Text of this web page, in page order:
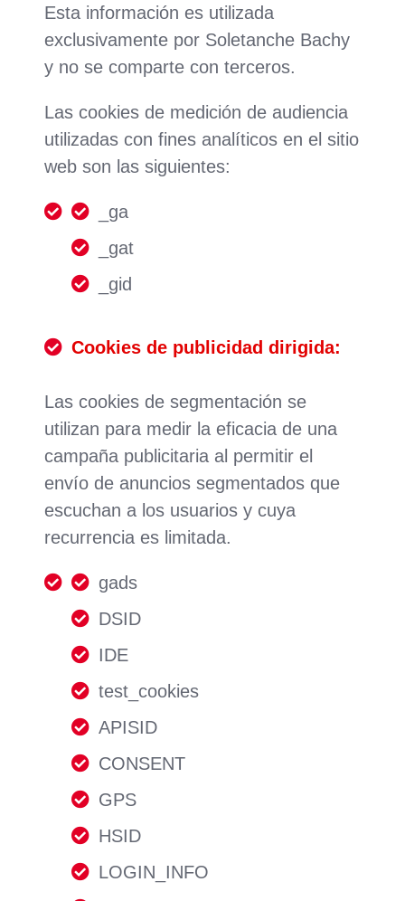
Esta información es utilizada
exclusivamente por Soletanche Bachy
y no se comparte con terceros.
Las cookies de medición de audiencia
utilizadas con fines analíticos en el sitio
web son las siguientes:
_ga
_gat
_gid
Cookies de publicidad dirigida:
Las cookies de segmentación se
utilizan para medir la eficacia de una
campaña publicitaria al permitir el
envío de anuncios segmentados que
escuchan a los usuarios y cuya
recurrencia es limitada.
gads
DSID
IDE
test_cookies
APISID
CONSENT
GPS
HSID
LOGIN_INFO